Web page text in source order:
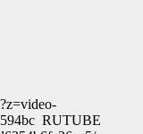
RUTUBE